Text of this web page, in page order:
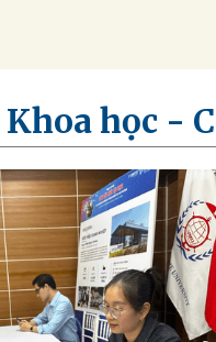
học -